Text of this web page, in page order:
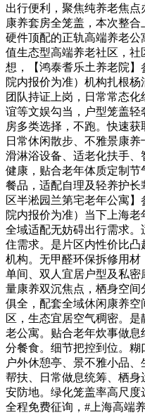
出行便利，聚焦纯养老焦
康养套房全笼盖，本次整合
硬件顶配的正轨高端养老
值生态型高端养老社区，
想，【鸿泰耆乐土养老院】
院内报价为准）机构扎根
团队持证上岗，日常常态
谊等文娱勾当，户型笼盖
房多类选择，不跑。快速获
日常休闲散步、不雅景康
滑淋浴设备、适老化扶手
健康，贴合老年体质定制节
餐品，适配自理及轻养护
区半淞园兰第宅老年公寓】
院内报价为准）当下上海老
全域适配无妨碍出行需求。
住需求。是片区内性价比
机构。无甲醛环保拆修用
单间、双人宜居户型及私
量康养双沉焦点，栖身空
俱全，配套全域休闲康养
区，生态宜居空气稠密。
老公寓。贴合老年炊事做
分餐食。细节把控到位。糊
户外休憩亭、景不雅小品
帮扶、日常做息统筹、栖
安防地。绿化笼盖率高尺度
全程免费征询，#上海高端